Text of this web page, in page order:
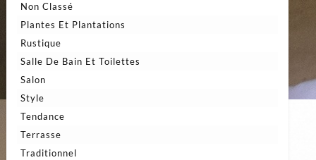
Non Classé
Plantes Et Plantations
Rustique
Salle De Bain Et Toilettes
Salon
Style
Tendance
Terrasse
Traditionnel